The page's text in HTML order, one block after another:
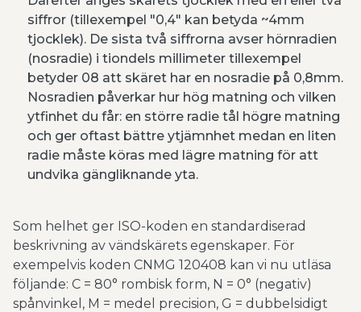
siffror (tillexempel "0,4" kan betyda ~4mm
tjocklek). De sista två siffrorna avser hörnradien
(nosradie) i tiondels millimeter tillexempel
betyder 08 att skäret har en nosradie på 0,8mm.
Nosradien påverkar hur hög matning och vilken
ytfinhet du får: en större radie tål högre matning
och ger oftast bättre ytjämnhet medan en liten
radie måste köras med lägre matning för att
undvika gängliknande yta.
Som helhet ger ISO-koden en standardiserad
beskrivning av vändskärets egenskaper. För
exempelvis koden CNMG 120408 kan vi nu utläsa
följande: C = 80° rombisk form, N = 0° (negativ)
spånvinkel, M = medel precision, G = dubbelsidigt